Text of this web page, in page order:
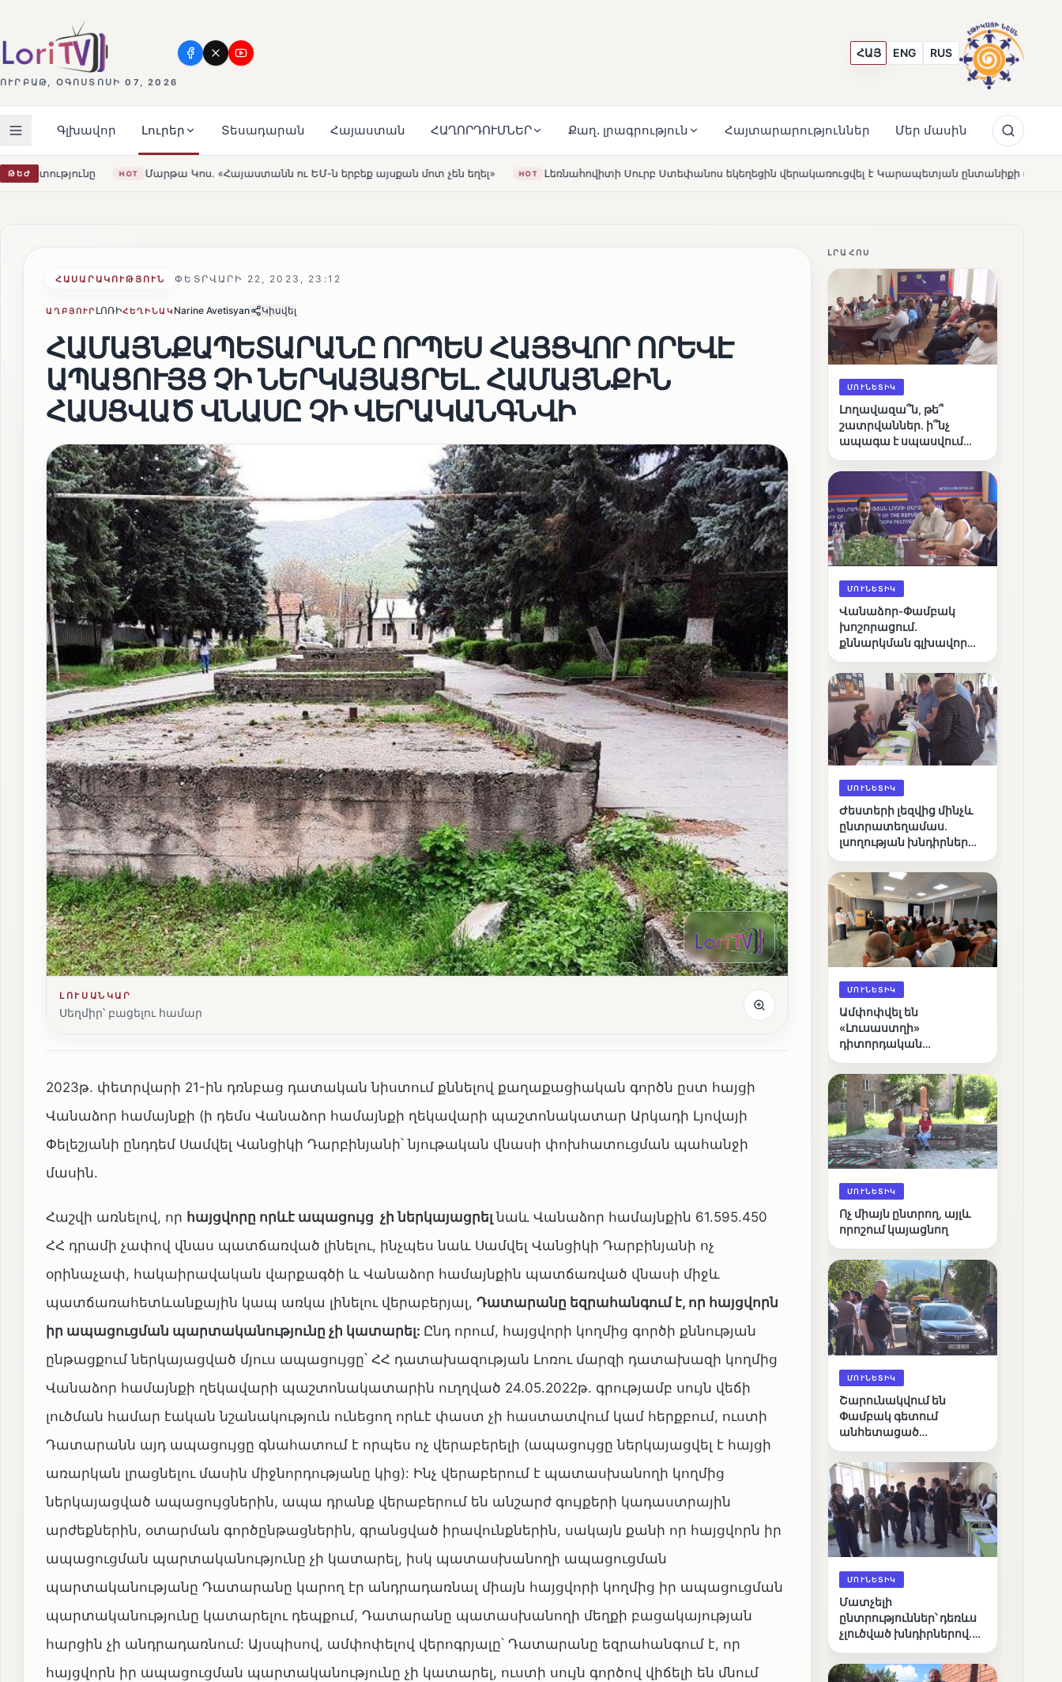
ՈՒՐԲԱԹ, ՕԳՈՍՏՈՍԻ 07, 2026
ՀԱՅ ENG RUS
Գլխավոր Լուրեր Տեսադարան Հայաստան ՀԱՂՈՐԴՈՒՄՆԵՐ Քաղ. լրագրություն Հայտարարություններ Մեր մասին
ԹԵԺԿոս. «Հայաստանն ու ԵՄ-ն երբեք այսքան մոտ չեն եղել» HOT Լեռնահովիտի Սուրբ Ստեփանոս եկեղեցին վերակառուցվել է Կարապետյան ընտանիքի մեկենասությամբ NEWS
ՀԱՍԱՐԱԿՈՒԹՅՈՒՆ ՓԵՏՐՎԱՐԻ 22, 2023, 23:12
ԱՂԲՅՈՒՐ ԼՈՌԻՀԵՂԻՆԱԿ Narine Avetisyan Կիսվել
ՀԱՄԱՅՆՔԱՊԵՏԱՐԱՆԸ ՈՐՊԵՍ ՀԱՅՑՎՈՐ ՈՐԵՎԷ
ԱՊԱՑՈՒՅՑ ՉԻ ՆԵՐԿԱՅԱՑՐԵԼ. ՀԱՄԱՅՆՔԻՆ
ՀԱՍՑՎԱԾ ՎՆԱՍԸ ՉԻ ՎԵՐԱԿԱՆԳՆՎԻ
ԼՈՒՍԱՆԿԱՐ
Սեղմիր՝ բացելու համար
2023թ. փետրվարի 21-ին դռնբաց դատական նիստում քննելով քաղաքացիական գործն ըստ հայցի
Վանաձոր համայնքի (ի դեմս Վանաձոր համայնքի ղեկավարի պաշտոնակատար Արկադի Լյովայի
Փելեշյանի ընդդեմ Սամվել Վանցիկի Դարբինյանի՝ նյութական վնասի փոխհատուցման պահանջի
մասին.
Հաշվի առնելով, որ հայցվորը որևէ ապացույց չի ներկայացրելնաև Վանաձոր համայնքին 61.595.450
ՀՀ դրամի չափով վնաս պատճառված լինելու, ինչպես նաև Սամվել Վանցիկի Դարբինյանի ոչ
օրինաչափ, հակաիրավական վարքագծի և Վանաձոր համայնքին պատճառված վնասի միջև
պատճառահետևանքային կապ առկա լինելու վերաբերյալ, Դատարանը եզրահանգում է, որ հայցվորն
իր ապացուցման պարտականությունը չի կատարել: Ընդ որում, հայցվորի կողմից գործի քննության
ընթացքում ներկայացված մյուս ապացույցը՝ ՀՀ դատախազության Լոռու մարզի դատախազի կողմից
Վանաձոր համայնքի ղեկավարի պաշտոնակատարին ուղղված 24.05.2022թ. գրությամբ սույն վեճի
լուծման համար էական նշանակություն ունեցող որևէ փաստ չի հաստատվում կամ հերքբում, ուստի
Դատարանն այդ ապացույցը գնահատում է որպես ոչ վերաբերելի (ապացույցը ներկայացվել է հայցի
առարկան լրացնելու մասին միջնորդությանը կից): Ինչ վերաբերում է պատասխանողի կողմից
ներկայացված ապացույցներին, ապա դրանք վերաբերում են անշարժ գույքերի կադաստրային
արժեքներին, օտարման գործընթացներին, գրանցված իրավունքներին, սակայն քանի որ հայցվորն իր
ապացուցման պարտականությունը չի կատարել, իսկ պատասխանողի ապացուցման
պարտականությանը Դատարանը կարող էր անդրադառնալ միայն հայցվորի կողմից իր ապացուցման
պարտականությունը կատարելու դեպքում, Դատարանը պատասխանողի մեղքի բացակայության
հարցին չի անդրադառնում: Այսպիսով, ամփոփելով վերոգրյալը՝ Դատարանը եզրահանգում է, որ
հայցվորն իր ապացուցման պարտականությունը չի կատարել, ուստի սույն գործով վիճելի են մնում
ԼՐԱՀՈՍ
ՄՈՒՆԵՏԻԿ
Լողավազա՞ն, թե՞
շատրվաններ. ի՞նչ
ապագա է սպասվում
լճին
ՄՈՒՆԵՏԻԿ
Վանաձոր-Փամբակ
խոշորացում.
քննարկման գլխավոր
կառավարո՞ւմ, թե՞
քաղաքական նպատակ
ՄՈՒՆԵՏԻԿ
Ժեստերի լեզվից մինչև
ընտրատեղամաս.
լսողության խնդիրներ
ճանապարհը
ՄՈՒՆԵՏԻԿ
Ամփոփվել են
«Լուսաստղի»
դիտորդական
արդյունքները
ՄՈՒՆԵՏԻԿ
Ոչ միայն ընտրող, այլև
որոշում կայացնող
ՄՈՒՆԵՏԻԿ
Շարունակվում են
Փամբակ գետում
անհետացած
որոնողական
աշխատանքները
ՄՈՒՆԵՏԻԿ
Մատչելի
ընտրություններ՝ դեռևս
չլուծված խնդիրներով.
դիտորդական